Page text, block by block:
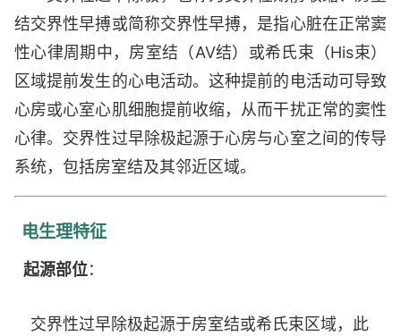
结交界性早搏或简称交界性早搏，是指心脏在正常窦
性心律周期中，房室结（AV结）或希氏束（His束）
区域提前发生的心电活动。这种提前的电活动可导致
心房或心室心肌细胞提前收缩，从而干扰正常的窦性
心律。交界性过早除极起源于心房与心室之间的传导
系统，包括房室结及其邻近区域。
电生理特征
起源部位：
交界性过早除极起源于房室结或希氏束区域，此